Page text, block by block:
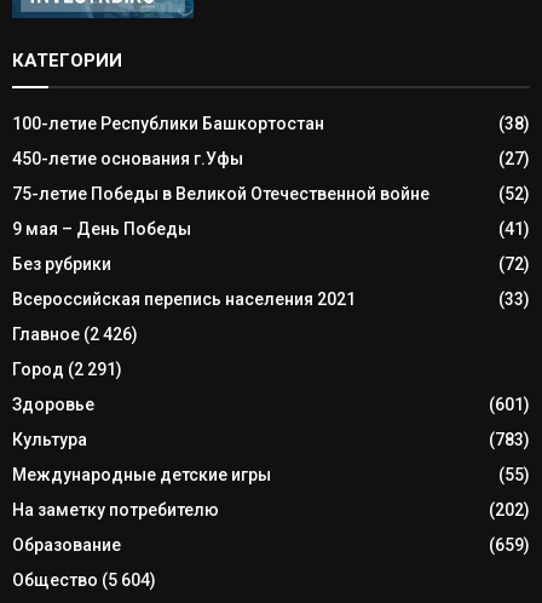
КАТЕГОРИИ
100-летие Республики Башкортостан
(38)
450-летие основания г.Уфы
(27)
75-летие Победы в Великой Отечественной войне
(52)
9 мая – День Победы
(41)
Без рубрики
(72)
Всероссийская перепись населения 2021
(33)
Главное (2 426)
Город (2 291)
Здоровье
(601)
Культура
(783)
Международные детские игры
(55)
На заметку потребителю
(202)
Образование
(659)
Общество (5 604)